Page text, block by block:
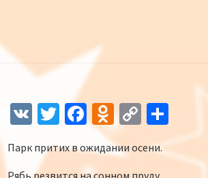
V T
tt
Fa
ce
b
O
d
n
C
p
О
п
Парк притих в ожидании осени.
Рябь резвится на сонном пруду.
Навигация по записям